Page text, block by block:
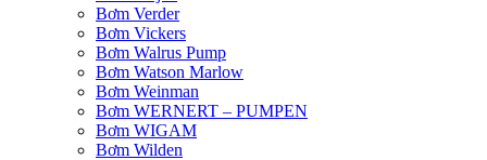
Bơm Verder
Bơm Vickers
Bơm Walrus Pump
Bơm Watson Marlow
Bơm Weinman
Bơm WERNERT – PUMPEN
Bơm WIGAM
Bơm Wilden